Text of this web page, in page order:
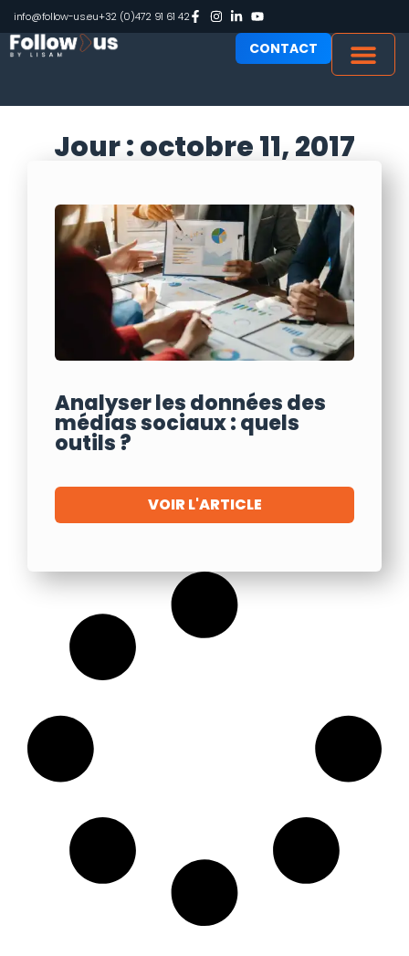
info@follow-us.eu+32 (0)472 91 61 42
CONTACT
Jour : octobre 11, 2017
Analyser les données des
médias sociaux : quels
outils ?
VOIR L'ARTICLE